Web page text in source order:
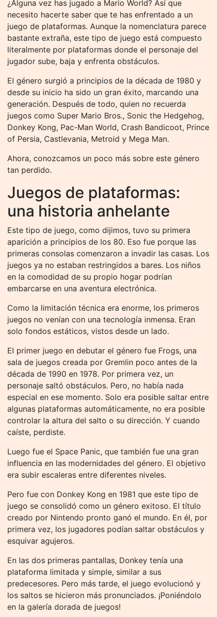
¿Alguna vez has jugado a Mario World? Así que
necesito hacerte saber que te has enfrentado a un
juego de plataformas. Aunque la nomenclatura parece
bastante extraña, este tipo de juego está compuesto
literalmente por plataformas donde el personaje del
jugador sube, baja y enfrenta obstáculos.
El género surgió a principios de la década de 1980 y
desde su inicio ha sido un gran éxito, marcando una
generación. Después de todo, quien no recuerda
juegos como Super Mario Bros., Sonic the Hedgehog,
Donkey Kong, Pac-Man World, Crash Bandicoot, Prince
of Persia, Castlevania, Metroid y Mega Man.
Ahora, conozcamos un poco más sobre este género
tan perdido.
Juegos de plataformas:
una historia anhelante
Este tipo de juego, como dijimos, tuvo su primera
aparición a principios de los 80. Eso fue porque las
primeras consolas comenzaron a invadir las casas. Los
juegos ya no estaban restringidos a bares. Los niños
en la comodidad de su propio hogar podrían
embarcarse en una aventura electrónica.
Como la limitación técnica era enorme, los primeros
juegos no venían con una tecnología inmensa. Eran
solo fondos estáticos, vistos desde un lado.
El primer juego en debutar el género fue Frogs, una
sala de juegos creada por Gremlin poco antes de la
década de 1990 en 1978. Por primera vez, un
personaje saltó obstáculos. Pero, no había nada
especial en ese momento. Solo era posible saltar entre
algunas plataformas automáticamente, no era posible
controlar la altura del salto o su dirección. Y cuando
caíste, perdiste.
Luego fue el Space Panic, que también fue una gran
influencia en las modernidades del género. El objetivo
era subir escaleras entre diferentes niveles.
Pero fue con Donkey Kong en 1981 que este tipo de
juego se consolidó como un género exitoso. El título
creado por Nintendo pronto ganó el mundo. En él, por
primera vez, los jugadores podían saltar obstáculos y
esquivar agujeros.
En las dos primeras pantallas, Donkey tenía una
plataforma limitada y simple, similar a sus
predecesores. Pero más tarde, el juego evolucionó y
los saltos se hicieron más pronunciados. ¡Poniéndolo
en la galería dorada de juegos!